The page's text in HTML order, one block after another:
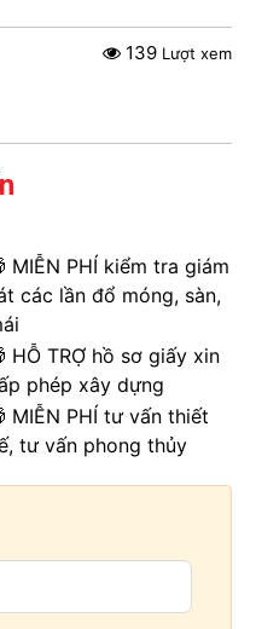
139 Lượt xem
MIỄN PHÍ kiểm tra giám
các lần đổ móng, sàn,
HỖ TRỢ hồ sơ giấy xin
phép xây dựng
MIỄN PHÍ tư vấn thiết
tư vấn phong thủy